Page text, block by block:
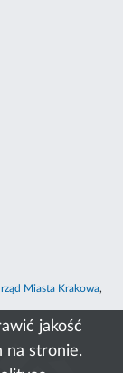
jakość
na stronie.
Miasta Krakowa,